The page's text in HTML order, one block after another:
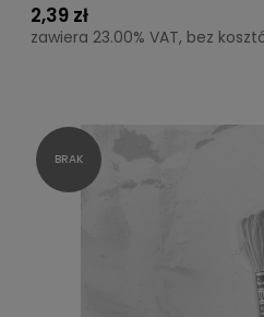
2,39 zł
zawiera 23.00% VAT, bez